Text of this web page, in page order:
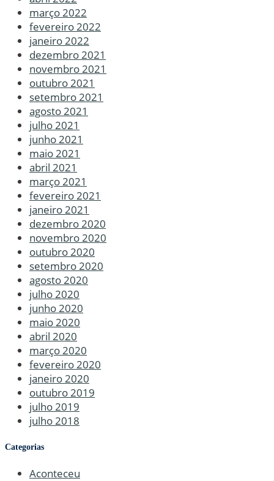
março 2022
fevereiro 2022
janeiro 2022
dezembro 2021
novembro 2021
outubro 2021
setembro 2021
agosto 2021
julho 2021
junho 2021
maio 2021
abril 2021
março 2021
fevereiro 2021
janeiro 2021
dezembro 2020
novembro 2020
outubro 2020
setembro 2020
agosto 2020
julho 2020
junho 2020
maio 2020
abril 2020
março 2020
fevereiro 2020
janeiro 2020
outubro 2019
julho 2019
julho 2018
Categorias
Aconteceu